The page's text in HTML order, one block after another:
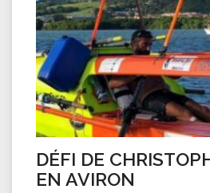
DÉFI DE
EN AVIRON